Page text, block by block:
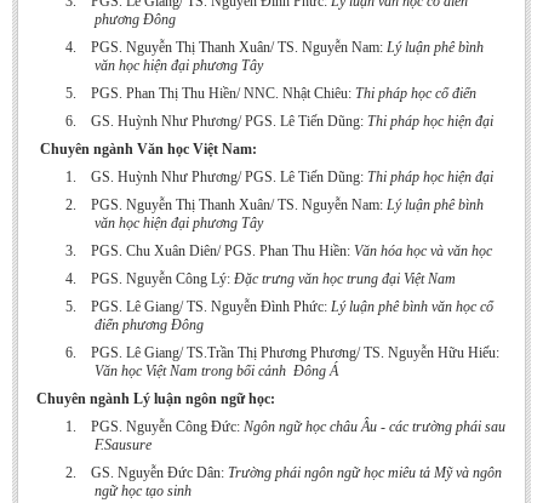
Undergraduate: Honor Degree
Postgraduate
LITERARY WRITINGS & TRANSLATING
RESEARCH
Sinology & Nom
Linguistics
Vietnamese Folk Culture
Literary Theory & Criticism
Vietnamese Literature
Foreign Literatures & Comparative Literature
Theater and Film
Culture - History - Philosophy
phương Đông
4.
PGS. Nguyễn Thị Thanh Xuân/ TS. Nguyễn Nam: Lý luận phê bình
văn học hiện đại phương Tây
5.
PGS. Phan Thị Thu Hiền/ NNC. Nhật Chiêu: Thi pháp học cổ điển
6.
GS. Huỳnh Như Phương/ PGS. Lê Tiến Dũng: Thi pháp học hiện đại
Chuyên ngành Văn học Việt Nam:
1.
GS. Huỳnh Như Phương/ PGS. Lê Tiến Dũng: Thi pháp học hiện đại
2.
PGS. Nguyễn Thị Thanh Xuân/ TS. Nguyễn Nam: Lý luận phê bình
văn học hiện đại phương Tây
3.
PGS. Chu Xuân Diên/ PGS. Phan Thu Hiền: Văn hóa học và văn học
4.
PGS. Nguyễn Công Lý: Đặc trưng văn học trung đại Việt Nam
5.
PGS. Lê Giang/ TS. Nguyễn Đình Phức: Lý luận phê bình văn học cổ
điển phương Đông
6.
PGS. Lê Giang/ TS.Trần Thị Phương Phương/ TS. Nguyễn Hữu Hiếu:
Văn học Việt Nam trong bối cảnh Đông Á
Chuyên ngành Lý luận ngôn ngữ học:
1.
PGS. Nguyễn Công Đức: Ngôn ngữ học châu Âu - các trường phái sau
F.Sausure
2.
GS. Nguyễn Đức Dân: Trường phái ngôn ngữ học miêu tả Mỹ và ngôn
ngữ học tạo sinh